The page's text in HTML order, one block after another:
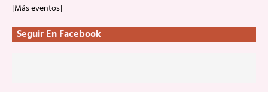
[Más eventos]
Seguir En Facebook